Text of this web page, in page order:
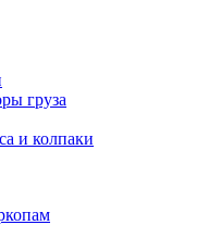
груза
и колпаки